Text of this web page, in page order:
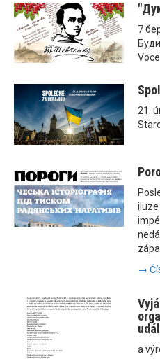
7
21.
iluze
→
a